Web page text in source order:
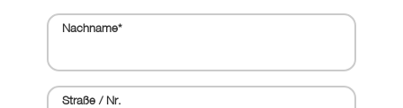
Nachname*
Straße / Nr.